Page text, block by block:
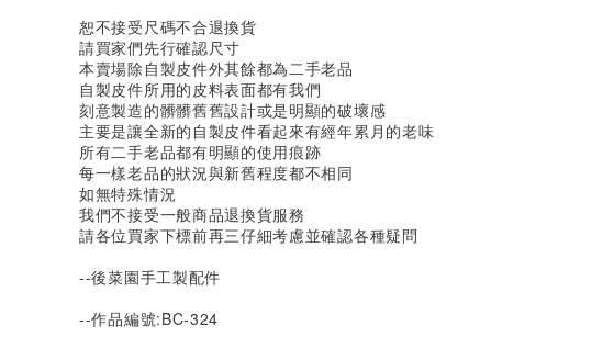
恕不接受尺碼不合退換貨
請買家們先行確認尺寸
本賣場除自製皮件外其餘都為二手老品
自製皮件所用的皮料表面都有我們
刻意製造的髒髒舊舊設計或是明顯的破壞感
主要是讓全新的自製皮件看起來有經年累月的老味
所有二手老品都有明顯的使用痕跡
每一樣老品的狀況與新舊程度都不相同
如無特殊情況
我們不接受一般商品退換貨服務
請各位買家下標前再三仔細考慮並確認各種疑問
--後菜園手工製配件
--作品編號:BC-324